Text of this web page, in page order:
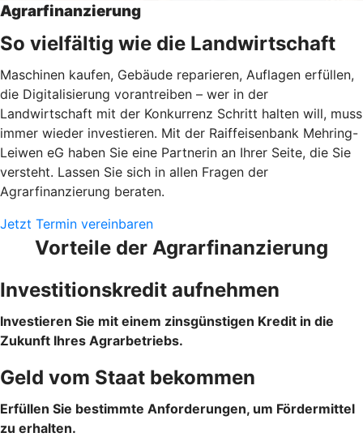
Agrarfinanzierung
So vielfältig wie die Landwirtschaft
Maschinen kaufen, Gebäude reparieren, Auflagen erfüllen,
die Digitalisierung vorantreiben – wer in der
Landwirtschaft mit der Konkurrenz Schritt halten will, muss
immer wieder investieren. Mit der Raiffeisenbank Mehring-
Leiwen eG haben Sie eine Partnerin an Ihrer Seite, die Sie
versteht. Lassen Sie sich in allen Fragen der
Agrarfinanzierung beraten.
Jetzt Termin vereinbaren
Vorteile der Agrarfinanzierung
Investitionskredit aufnehmen
Investieren Sie mit einem zinsgünstigen Kredit in die
Zukunft Ihres Agrarbetriebs.
Geld vom Staat bekommen
Erfüllen Sie bestimmte Anforderungen, um Fördermittel
zu erhalten.